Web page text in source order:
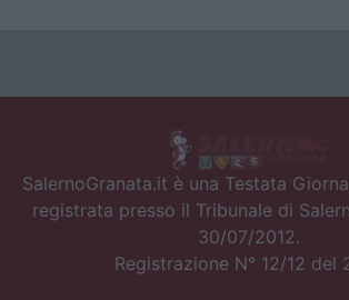
SalernoGranata.it è una Testata
registrata presso il Tribunale di
30/07/2012.
Registrazione N° 12/12 del